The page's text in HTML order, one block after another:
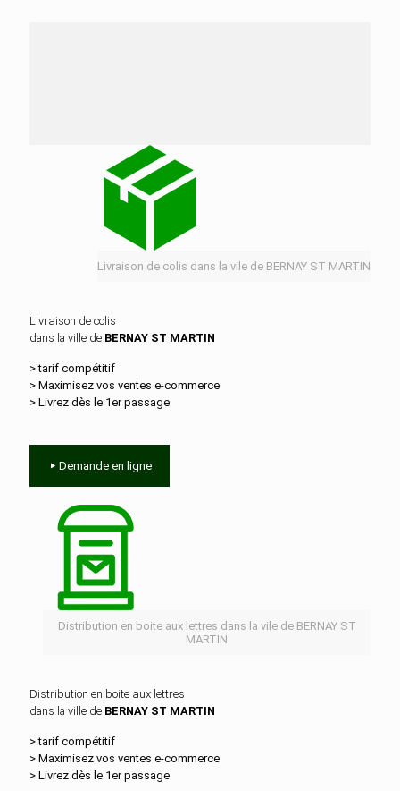
Livraison de colis dans la vile de BERNAY ST MARTIN
Livraison de colis
dans la ville de BERNAY ST MARTIN
> tarif compétitif
> Maximisez vos ventes e‑commerce
> Livrez dès le 1er passage
Demande en ligne
Distribution en boite aux lettres dans la vile de BERNAY ST
MARTIN
Distribution en boite aux lettres
dans la ville de BERNAY ST MARTIN
> tarif compétitif
> Maximisez vos ventes e‑commerce
> Livrez dès le 1er passage